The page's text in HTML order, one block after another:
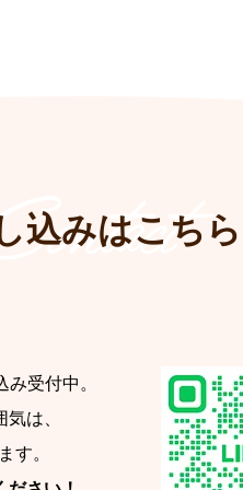
込みはこちら
受付中。
は、
す。